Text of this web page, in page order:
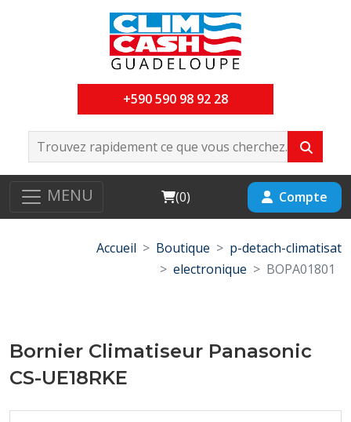
+590 590 98 92 28
MENU Cart
(0) Compte
Accueil Boutique
p-detach-climatisat
electronique
BOPA01801
Bornier Climatiseur Panasonic
CS-UE18RKE